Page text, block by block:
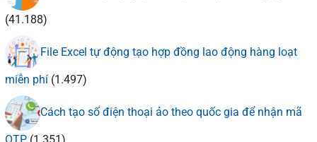
(41.188)
File Excel tự động tạo hợp đồng lao động hàng loạt
miễn phí (1.497)
Cách tạo số điện thoại ảo theo quốc gia để nhận mã
OTP (1.351)